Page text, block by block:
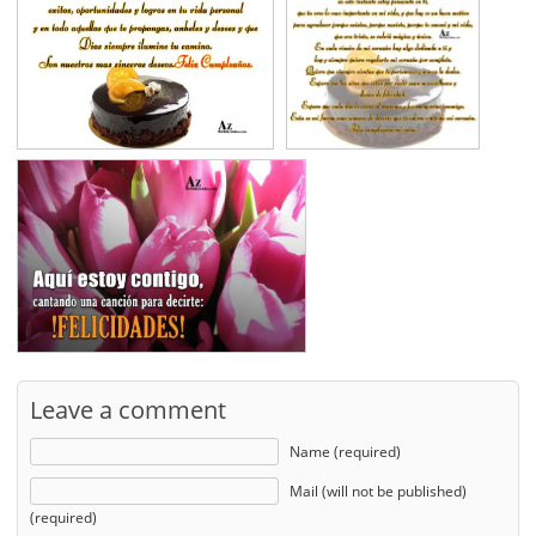
Leave a comment
Name (required)
Mail (will not be published)
(required)